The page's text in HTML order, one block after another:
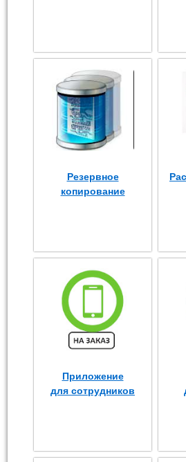
Резервное
копирование
Приложение
для сотрудников